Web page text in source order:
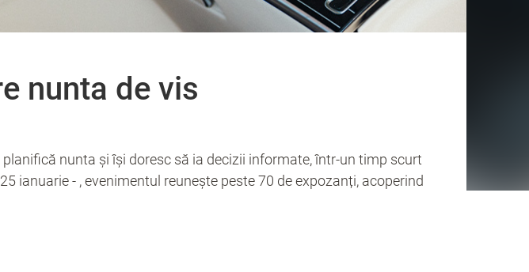
nunta de vis
nunta și își doresc să ia decizii informate, într-un timp scurt
ianuarie - , evenimentul reunește peste 70 de expozanți, acoperind